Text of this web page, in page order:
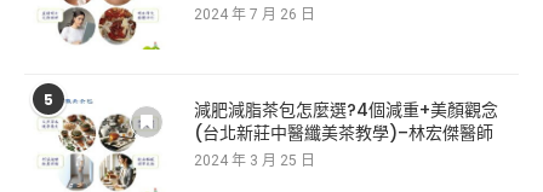
2024 年 7 月 26 日
5
減肥減脂茶包怎麼選?4個減重+美顏觀念
(台北新莊中醫纖美茶教學)–林宏傑醫師
2024 年 3 月 25 日